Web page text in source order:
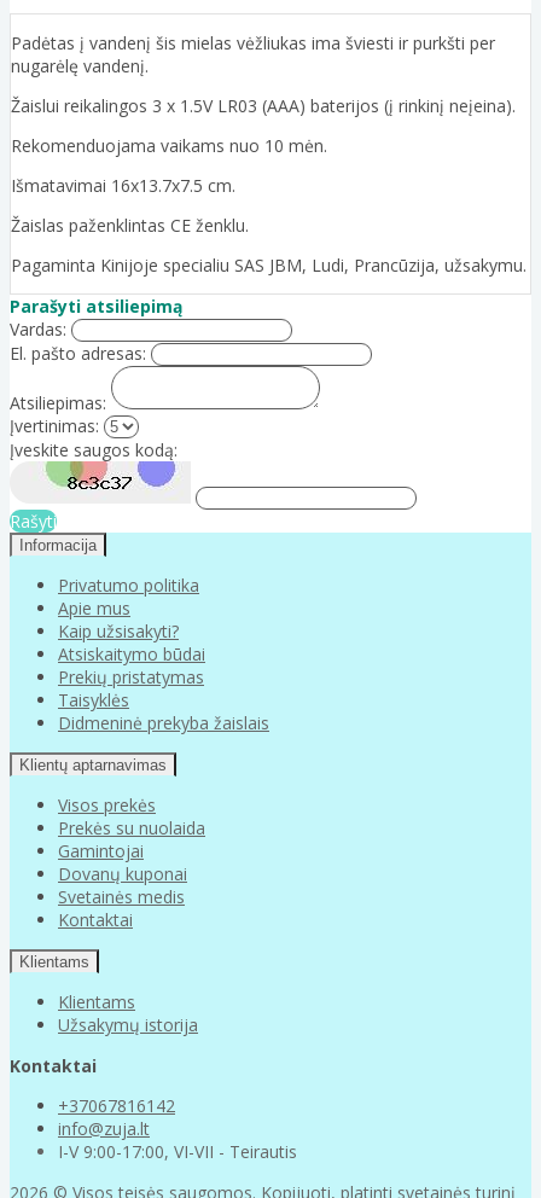
Padėtas į vandenį šis mielas vėžliukas ima šviesti ir purkšti per
nugarėlę vandenį.
Žaislui reikalingos 3 x 1.5V LR03 (AAA) baterijos (į rinkinį neįeina).
Rekomenduojama vaikams nuo 10 mėn.
Išmatavimai 16x13.7x7.5 cm.
Žaislas paženklintas CE ženklu.
Pagaminta Kinijoje specialiu SAS JBM, Ludi, Prancūzija, užsakymu.
Parašyti atsiliepimą
Vardas:
El. pašto adresas:
Atsiliepimas:
Įvertinimas:
Įveskite saugos kodą:
Rašyti
Informacija
Privatumo politika
Apie mus
Kaip užsisakyti?
Atsiskaitymo būdai
Prekių pristatymas
Taisyklės
Didmeninė prekyba žaislais
Klientų aptarnavimas
Visos prekės
Prekės su nuolaida
Gamintojai
Dovanų kuponai
Svetainės medis
Kontaktai
Klientams
Klientams
Užsakymų istorija
Kontaktai
+37067816142
info@zuja.lt
I-V 9:00-17:00, VI-VII - Teirautis
2026 © Visos teisės saugomos. Kopijuoti, platinti svetainės turinį